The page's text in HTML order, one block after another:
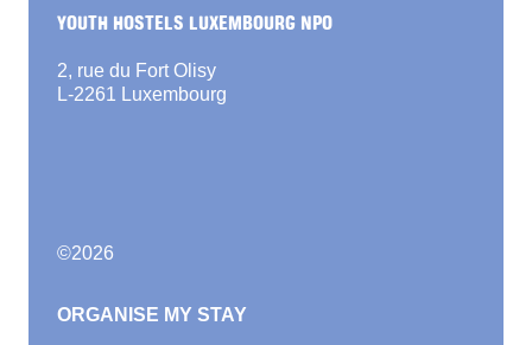
YOUTH HOSTELS LUXEMBOURG NPO
2, rue du Fort Olisy
L-2261 Luxembourg
©2026
ORGANISE MY STAY